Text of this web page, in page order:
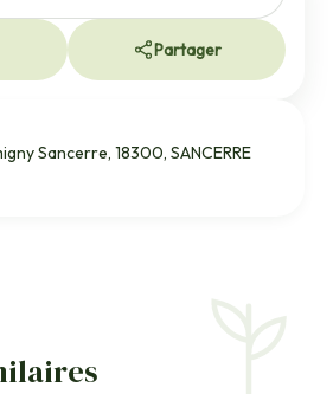
Partager
Sancerre, 18300, SANCERRE